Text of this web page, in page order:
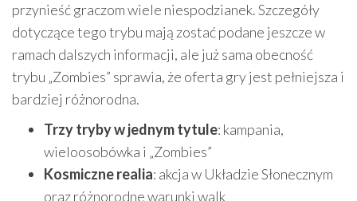
przynieść graczom wiele niespodzianek. Szczegóły
dotyczące tego trybu mają zostać podane jeszcze w
ramach dalszych informacji, ale już sama obecność
trybu „Zombies” sprawia, że oferta gry jest pełniejsza i
bardziej różnorodna.
Trzy tryby w jednym tytule: kampania,
wieloosobówka i „Zombies”
Kosmiczne realia: akcja w Układzie Słonecznym
oraz różnorodne warunki walk